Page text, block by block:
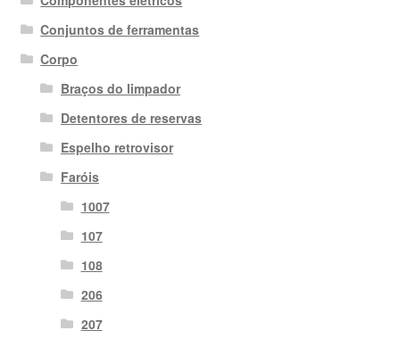
Conjuntos de ferramentas
Corpo
Braços do limpador
Detentores de reservas
Espelho retrovisor
Faróis
1007
107
108
206
207